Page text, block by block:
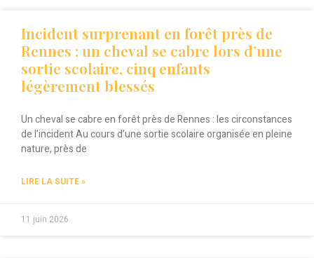
Incident surprenant en forêt près de
Rennes : un cheval se cabre lors d’une
sortie scolaire, cinq enfants
légèrement blessés
Un cheval se cabre en forêt près de Rennes : les circonstances
de l’incident Au cours d’une sortie scolaire organisée en pleine
nature, près de
LIRE LA SUITE »
11 juin 2026